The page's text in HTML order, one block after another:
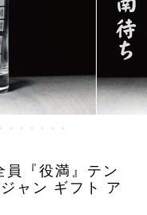
員『役満』テン
ャン ギフト ア